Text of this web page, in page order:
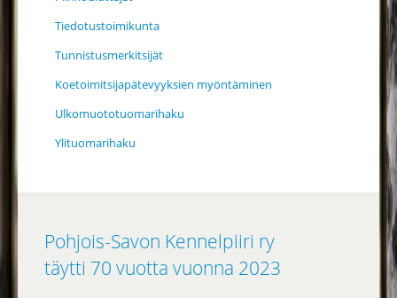
Tiedotustoimikunta
Tunnistusmerkitsijät
Koetoimitsijapätevyyksien myöntäminen
Ulkomuototuomarihaku
Ylituomarihaku
Pohjois-Savon Kennelpiiri ry
täytti 70 vuotta vuonna 2023